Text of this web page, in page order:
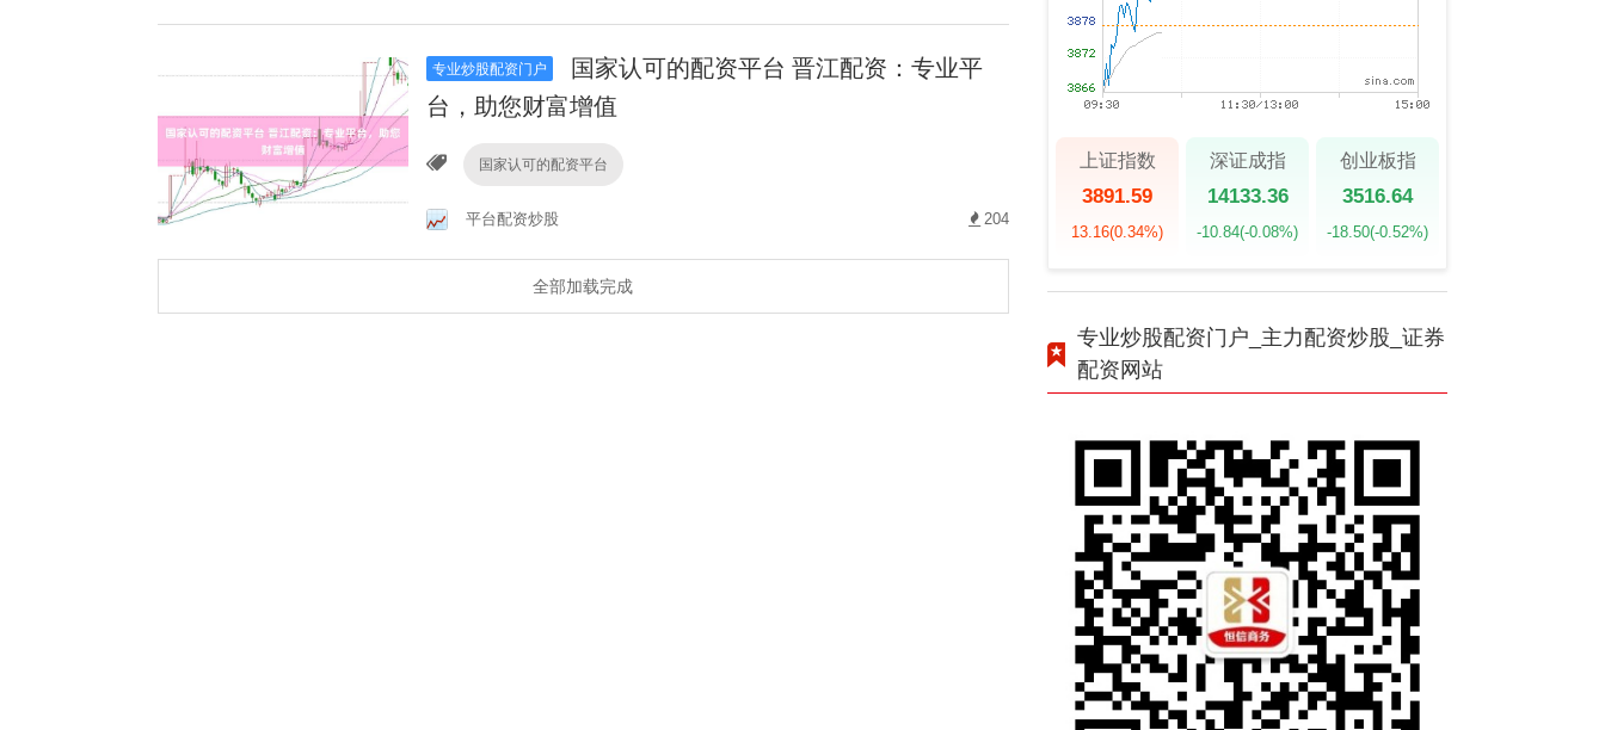
专业炒股配资门户
国家认可的配资平台 晋江配资：专业平
台，助您财富增值
国家认可的配资平台
平台配资炒股 204
全部加载完成
上证指数
3891.59
13.16(0.34%)
深证成指
14133.36
-10.84(-0.08%)
创业板指
3516.64
-18.50(-0.52%)
专业炒股配资门户_主力配资炒股_证券
配资网站